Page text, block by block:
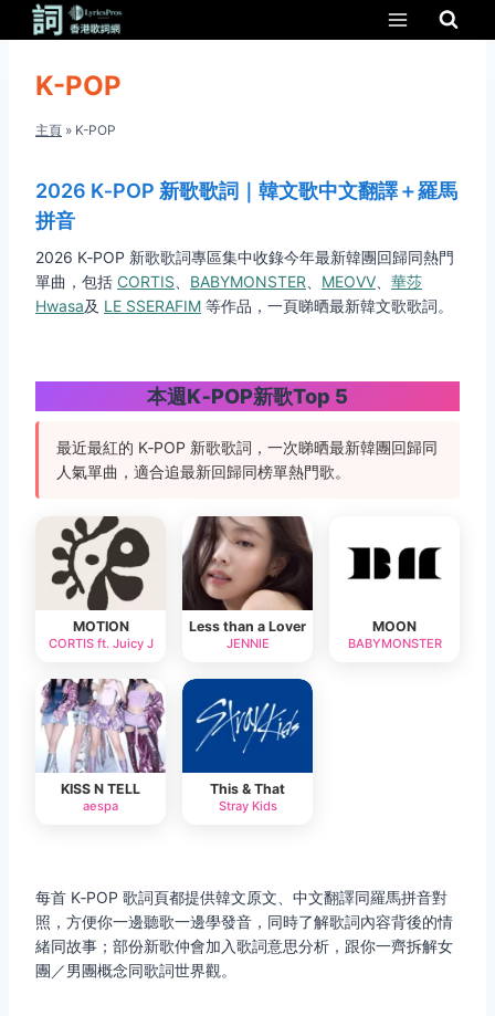
K-POP
主頁 » K-POP
2026 K‑POP 新歌歌詞｜韓文歌中文翻譯＋羅馬
拼音
2026 K‑POP 新歌歌詞專區集中收錄今年最新韓團回歸同熱門
單曲，包括 CORTIS BABYMONSTER MEOVV
華莎
Hwasa及 LE SSERAFIM 等作品，一頁睇晒最新韓文歌歌詞。
本週K‑POP新歌Top 5
最近最紅的 K‑POP 新歌歌詞，一次睇晒最新韓團回歸同
人氣單曲，適合追最新回歸同榜單熱門歌。
MOTION
CORTIS ft. Juicy J
Less than a Lover
JENNIE
MOON
BABYMONSTER
KISS N TELL
aespa
This & That
Stray Kids
每首 K‑POP 歌詞頁都提供韓文原文、中文翻譯同羅馬拼音對
照，方便你一邊聽歌一邊學發音，同時了解歌詞內容背後的情
緒同故事；部份新歌仲會加入歌詞意思分析，跟你一齊拆解女
團／男團概念同歌詞世界觀。